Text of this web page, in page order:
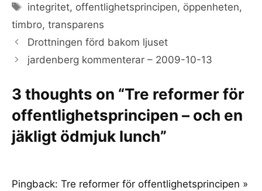
Tags
integritet, offentlighetsprincipen, öppenheten,
timbro, transparens
Drottningen förd bakom ljuset
jardenberg kommenterar – 2009-10-13
3 thoughts on “Tre reformer för
offentlighetsprincipen – och en
jäkligt ödmjuk lunch”
Pingback: Tre reformer för offentlighetsprincipen »